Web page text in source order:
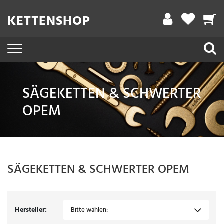
KETTENSHOP
SÄGEKETTEN & SCHWERTER
OPEM
SÄGEKETTEN & SCHWERTER OPEM
Hersteller: Bitte wählen:
Filter
A
t
l
n